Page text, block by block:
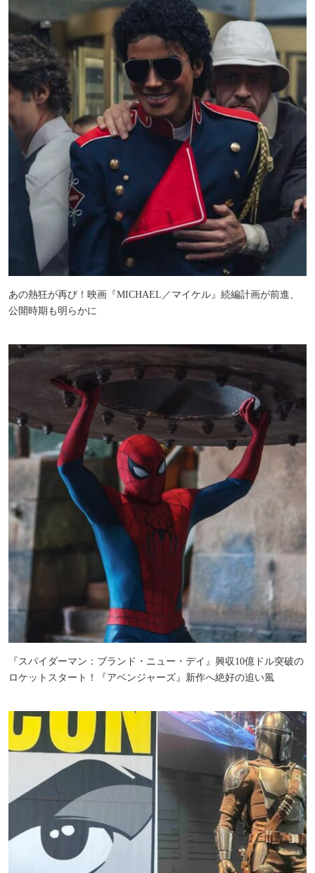
あの熱狂が再び！映画『MICHAEL／マイケル』続編計画が前進、
公開時期も明らかに
『スパイダーマン：ブランド・ニュー・デイ』興収10億ドル突破の
ロケットスタート！『アベンジャーズ』新作へ絶好の追い風